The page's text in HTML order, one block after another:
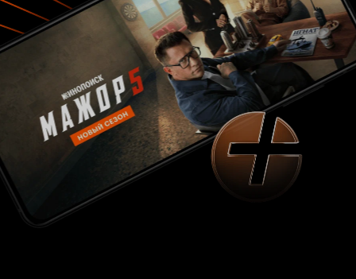
Проверяя оценки на IMDb, становится
понятно, что еще мало зрителей посмотрели
этот фильм. Большинство людей ставят оценки
10 из 10, а другие всего лишь единицы, так как
осуждают авторов за то, что они показали
мусульман (террористов) падшими
наркоманами, недалекими ума
деревенщинами и в то же время настоящими
дьяволами во плоти. Но если отбросить любые
политические и этические аспекты, лично я
остался под большим впечатлением от
просмотра, и до сих пор из головы не выходят
финальные кадры, которые, я уверен, еще
долго будут меня преследовать. Однозначно
рекомендую всем ценителям хорошего кино,
даже если постановка сделана за гроши.